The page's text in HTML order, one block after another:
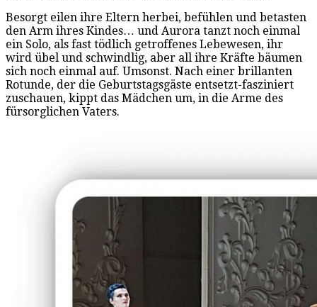
Besorgt eilen ihre Eltern herbei, befühlen und betasten
den Arm ihres Kindes… und Aurora tanzt noch einmal
ein Solo, als fast tödlich getroffenes Lebewesen, ihr
wird übel und schwindlig, aber all ihre Kräfte bäumen
sich noch einmal auf. Umsonst. Nach einer brillanten
Rotunde, der die Geburtstagsgäste entsetzt-fasziniert
zuschauen, kippt das Mädchen um, in die Arme des
fürsorglichen Vaters.